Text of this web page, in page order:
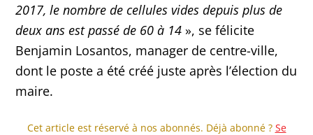
2017, le nombre de cellules vides depuis plus de
deux ans est passé de 60 à 14 », se félicite
Benjamin Losantos, manager de centre-ville,
dont le poste a été créé juste après l’élection du
maire.
Cet article est réservé à nos abonnés. Déjà abonné ? Se